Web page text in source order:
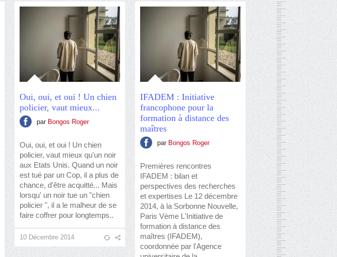
Oui, oui, et oui ! Un chien
policier, vaut mieux...
par Bongos Roger
Oui, oui, et oui ! Un chien
policier, vaut mieux qu'un noir
aux Etats Unis. Quand un noir
est tué par un Cop, il a plus de
chance, d'être acquitté... Mais
lorsqu' un noir tue un "chien
policier ", il a le malheur de se
faire coffrer pour longtemps..
10 Décembre 2014
IFADEM : Initiative
francophone pour la
formation à distance des
maîtres
par Bongos Roger
Premières rencontres
IFADEM : bilan et
perspectives des recherches
et expertises Le 12 décembre
2014, à la Sorbonne Nouvelle,
Paris Vème L'Initiative de
formation à distance des
maîtres (IFADEM),
coordonnée par l'Agence